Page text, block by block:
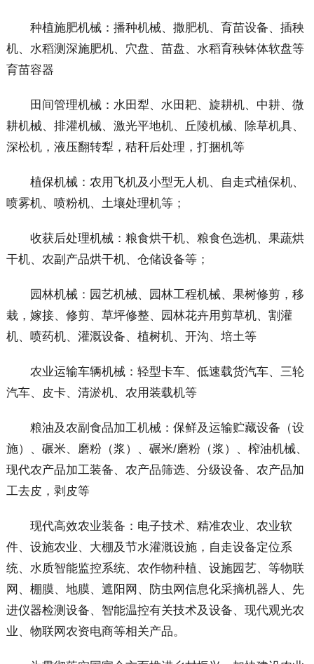
种植施肥机械：播种机械、撒肥机、育苗设备、插秧
机、水稻测深施肥机、穴盘、苗盘、水稻育秧钵体软盘等
育苗容器
田间管理机械：水田犁、水田耙、旋耕机、中耕、微
耕机械、排灌机械、激光平地机、丘陵机械、除草机具、
深松机，液压翻转犁，秸秆后处理，打捆机等
植保机械：农用飞机及小型无人机、自走式植保机、
喷雾机、喷粉机、土壤处理机等；
收获后处理机械：粮食烘干机、粮食色选机、果蔬烘
干机、农副产品烘干机、仓储设备等；
园林机械：园艺机械、园林工程机械、果树修剪，移
栽，嫁接、修剪、草坪修整、园林花卉用剪草机、割灌
机、喷药机、灌溉设备、植树机、开沟、培土等
农业运输车辆机械：轻型卡车、低速载货汽车、三轮
汽车、皮卡、清淤机、农用装载机等
粮油及农副食品加工机械：保鲜及运输贮藏设备（设
施）、碾米、磨粉（浆）、碾米/磨粉（浆）、榨油机械、
现代农产品加工装备、农产品筛选、分级设备、农产品加
工去皮，剥皮等
现代高效农业装备：电子技术、精准农业、农业软
件、设施农业、大棚及节水灌溉设施，自走设备定位系
统、水质智能监控系统、农作物种植、设施园艺、等物联
网、棚膜、地膜、遮阳网、防虫网信息化采摘机器人、先
进仪器检测设备、智能温控有关技术及设备、现代观光农
业、物联网农资电商等相关产品。